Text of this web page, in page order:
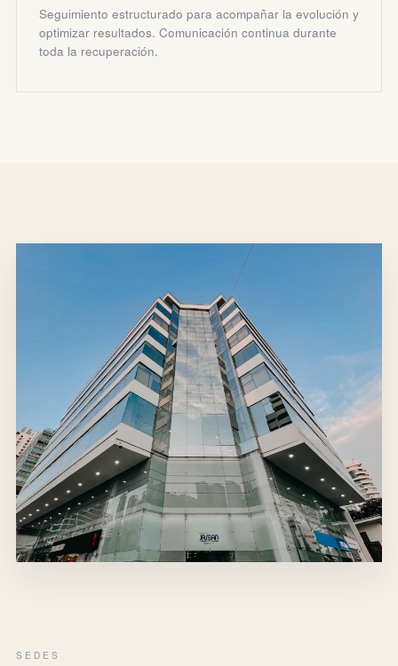
Seguimiento estructurado para acompañar la evolución y
optimizar resultados. Comunicación continua durante
toda la recuperación.
SEDES